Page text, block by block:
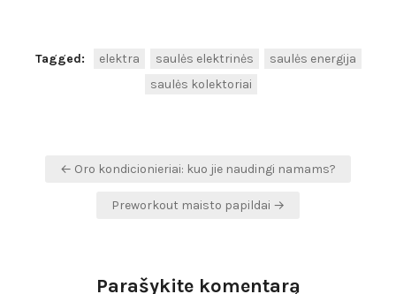
Tagged: elektra saulės elektrinės
saulės energija
saulės kolektoriai
Navigacija
← Oro kondicionieriai: kuo jie naudingi namams?
Preworkout maisto papildai →
Parašykite komentarą